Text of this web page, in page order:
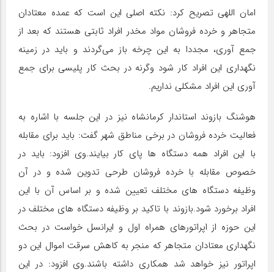
امان اللهی تصریح کرد: نکته اصلی این است که عمده معتادان
متجاهر و خرده فروشان مواد مخدر افراد ثابتی هستند که بعد از
جمع آوری، مجددا به این چرخه باز می‌گردند و باید در زمینه
نگهداری این افراد کار شود وگرنه در بحث کار پلیسی برای جمع
آوری این افراد مشکلی نداریم.
هوشنگ بازوند استاندار کرمانشاه نیز در این جلسه با اشاره به
فعالیت خرده فروشان در برخی مناطق شهر گفت: باید برای مقابله
با این افراد همه دستگاه ها پای کار بیایند.وی افزود: باید در
خصوص مقابله با خرده فروشان طرحی تدوین شده و در آن
وظیفه دستگاه های مختلف تعیین شده و بر اساس آن با این
افراد برخورد شود.بازوند با تاکید بر وظیفه دستگاه های مختلف در
این حوزه از اپراتورهای همراه اول و ایرانسل خواست در بحث
نگهداری معتادان متجاهر که منجر به کاهش سرقت اموال این دو
اپراتور نیز خواهد شد همکاری داشته باشند.وی افزود: در این